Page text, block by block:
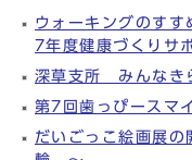
ウォーキングのすす
7年度健康づくりサ
深草支所 みんなき
第7回歯っぴースマ
だいごっこ絵画展